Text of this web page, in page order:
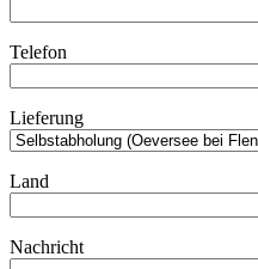
Telefon
Lieferung
Land
Nachricht